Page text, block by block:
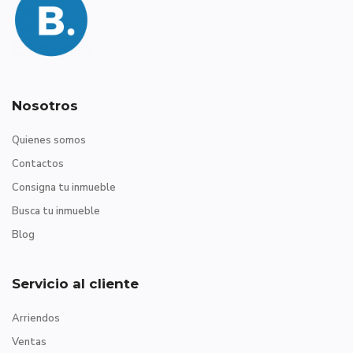
Nosotros
Quienes somos
Contactos
Consigna tu inmueble
Busca tu inmueble
Blog
Servicio al cliente
Arriendos
Ventas